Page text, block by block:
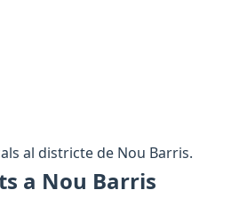
al districte de Nou Barris.
a Nou Barris